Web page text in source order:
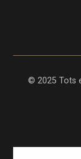
© 2025 Tots